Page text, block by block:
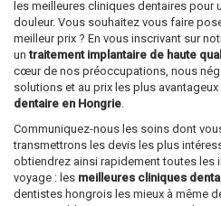
les meilleures cliniques dentaires pour
douleur. Vous souhaitez vous faire
meilleur prix ? En vous inscrivant sur
untraitement implantaire de haute
cœur de nos préoccupations, nous
solutions et au prix les plus
dentaire en Hongrie
Communiquez-nous les soins dont
transmettrons les devis les plus
obtiendrez ainsi rapidement toutes les
voyage : les meilleures cliniques
dentistes hongrois les mieux à même